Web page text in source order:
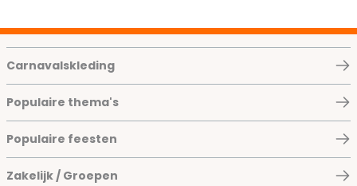
Carnavalskleding
Populaire thema's
Populaire feesten
Zakelijk / Groepen